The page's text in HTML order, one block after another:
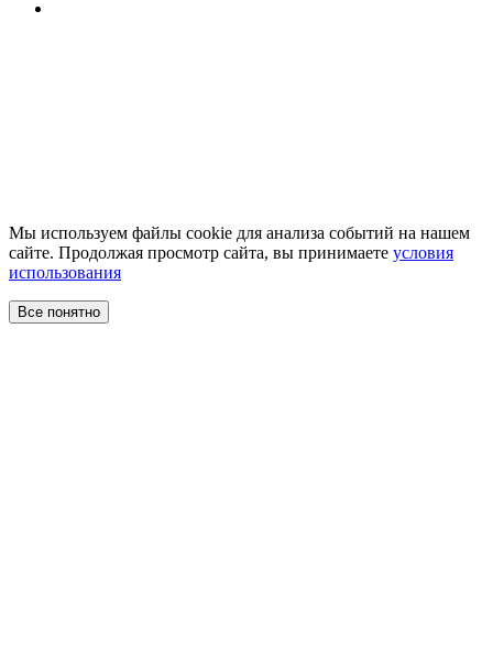
Мы используем файлы cookie для анализа событий на нашем
сайте. Продолжая просмотр сайта, вы принимаете условия
использования
Все понятно